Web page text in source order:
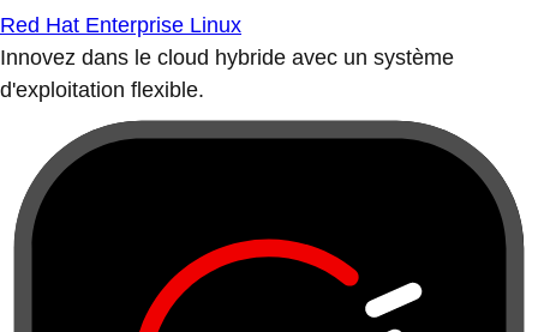
Red Hat Enterprise Linux
Innovez dans le cloud hybride avec un système
d'exploitation flexible.